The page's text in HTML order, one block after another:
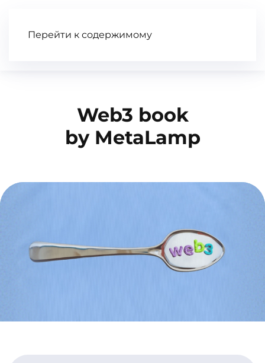
Перейти к содержимому
Web3 book
by MetaLamp